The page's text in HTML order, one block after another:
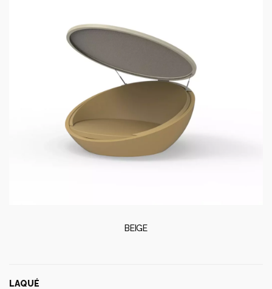
BEIGE
LAQUÉ